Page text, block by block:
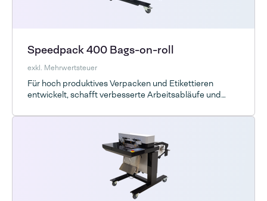
Speedpack 400 Bags-on-roll
exkl. Mehrwertsteuer
Für hoch produktives Verpacken und Etikettieren
entwickelt, schafft verbesserte Arbeitsabläufe und